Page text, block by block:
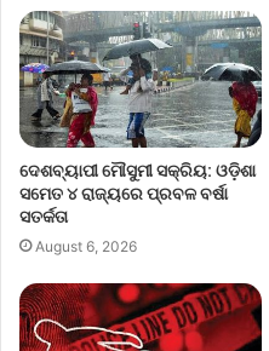
ଦେଶବ୍ୟାପୀ ମୌସୁମୀ ସକ୍ରିୟ: ଓଡ଼ିଶା
ସମେତ ୪ ରାଜ୍ୟରେ ପ୍ରବଳ ବର୍ଷା
ସତର୍କତା
August 6, 2026